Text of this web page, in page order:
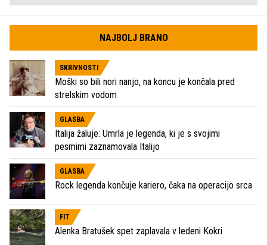
NAJBOLJ BRANO
SKRIVNOSTI
Moški so bili nori nanjo, na koncu je končala pred
strelskim vodom
GLASBA
Italija žaluje: Umrla je legenda, ki je s svojimi
pesmimi zaznamovala Italijo
GLASBA
Rock legenda končuje kariero, čaka na operacijo srca
FIT
Alenka Bratušek spet zaplavala v ledeni Kokri